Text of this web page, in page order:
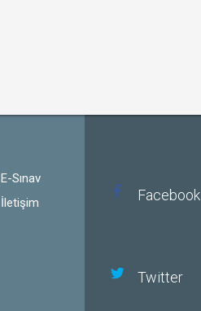
E-Sınav
İletişim Facebook
Twitter